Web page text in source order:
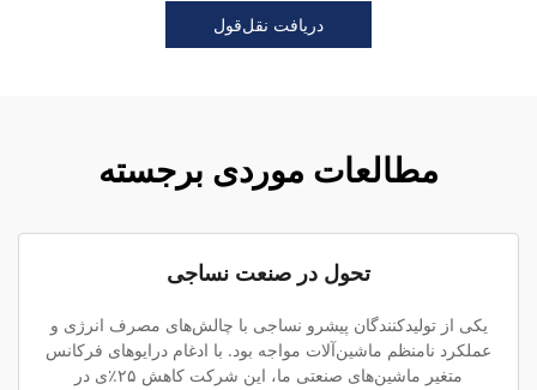
دریافت نقل‌قول
مطالعات موردی برجسته
تحول در صنعت نساجی
یکی از تولیدکنندگان پیشرو نساجی با چالش‌های مصرف انرژی و
عملکرد نامنظم ماشین‌آلات مواجه بود. با ادغام درایوهای فرکانس
متغیر ماشین‌های صنعتی ما، این شرکت کاهش ۲۵٪ی در